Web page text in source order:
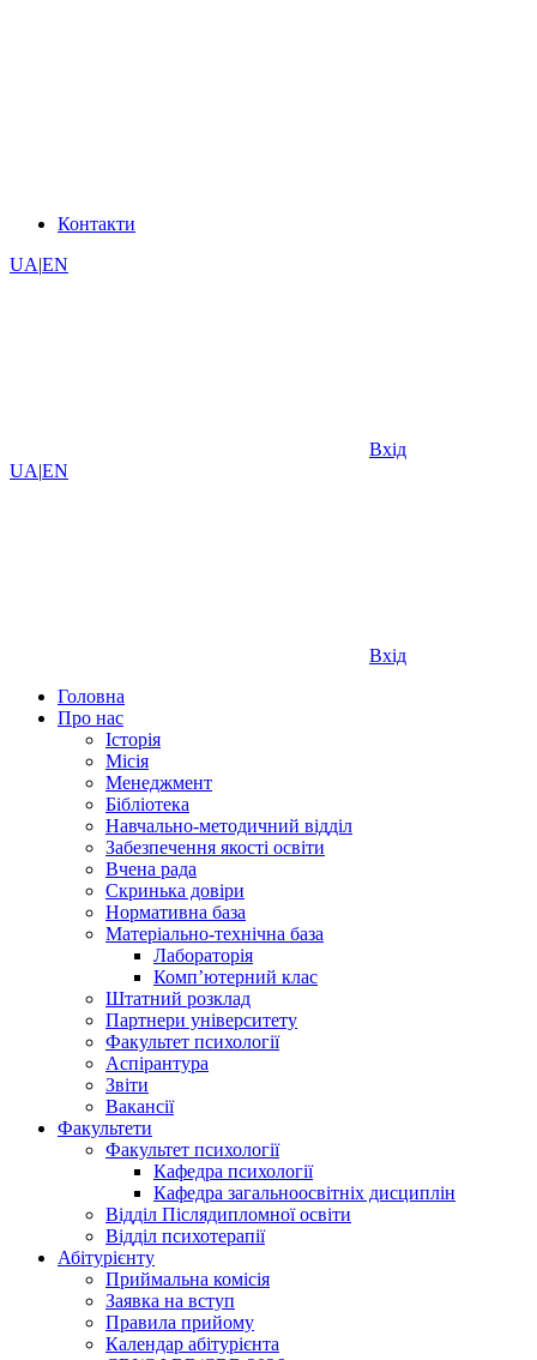
Контакти
UA|EN
Вхід
UA|EN
Вхід
Головна
Про нас
Історія
Місія
Менеджмент
Бібліотека
Навчально-методичний відділ
Забезпечення якості освіти
Вчена рада
Скринька довіри
Нормативна база
Матеріально-технічна база
Лабораторія
Компʼютерний клас
Штатний розклад
Партнери університету
Факультет психології
Аспірантура
Звіти
Вакансії
Факультети
Факультет психології
Кафедра психології
Кафедра загальноосвітніх дисциплін
Відділ Післядипломної освіти
Відділ психотерапії
Абітурієнту
Приймальна комісія
Заявка на вступ
Правила прийому
Календар абітурієнта